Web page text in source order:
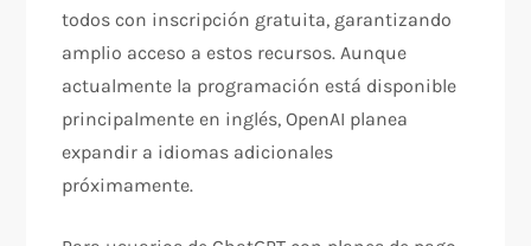
todos con inscripción gratuita, garantizando
amplio acceso a estos recursos. Aunque
actualmente la programación está disponible
principalmente en inglés, OpenAI planea
expandir a idiomas adicionales
próximamente.​